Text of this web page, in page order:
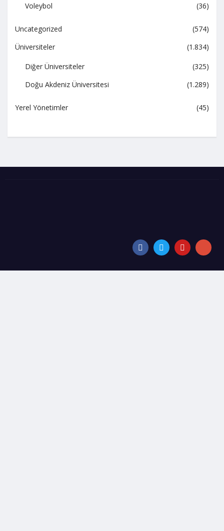
Voleybol
(36)
Uncategorized
(574)
Üniversiteler
(1.834)
Diğer Üniversiteler
(325)
Doğu Akdeniz Üniversitesi
(1.289)
Yerel Yönetimler (45)